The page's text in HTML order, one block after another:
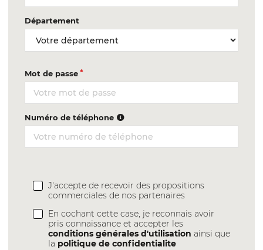
Département
Mot de passe
Numéro de téléphone
J'accepte de recevoir des propositions
commerciales de nos partenaires
En cochant cette case, je reconnais avoir
pris connaissance et accepter les
conditions générales d'utilisation ainsi que
la politique de confidentialite